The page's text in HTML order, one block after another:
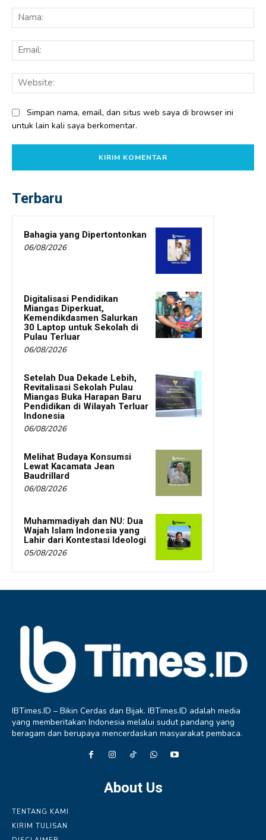
Simpan nama, email, dan situs web saya di browser ini
untuk lain kali saya berkomentar.
Terbaru
Bahagia yang Dipertontonkan
06/08/2026
Digitalisasi Pendidikan
Miangas Diperkuat,
Kemendikdasmen Salurkan
30 Laptop untuk Sekolah di
Pulau Terluar
06/08/2026
Setelah Dua Dekade Lebih,
Revitalisasi Sekolah Pulau
Miangas Buka Harapan Baru
Pendidikan di Wilayah Terluar
Indonesia
06/08/2026
Melihat Budaya Konsumsi
Lewat Kacamata Jean
Baudrillard
06/08/2026
Muhammadiyah dan NU: Dua
Wajah Islam Indonesia yang
Lahir dari Kontestasi Ideologi
05/08/2026
IBTimes.ID – Bikin Cerdas dan Bijak. IBTimes.ID adalah media
yang memberitakan Indonesia melalui sudut pandang yang
beragam dan berupaya mencerdaskan masyarakat pembaca.
About Us
TENTANG KAMI
KIRIM TULISAN